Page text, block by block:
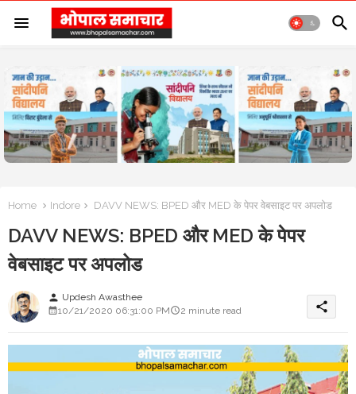
Home Indore DAVV NEWS: BPED और MED के पेपर वेबसाइट पर अपलोड
DAVV NEWS: BPED और MED के पेपर
वेबसाइट पर अपलोड
person Updesh Awasthee
10/21/2020 06:31:00 PM
2 minute read share